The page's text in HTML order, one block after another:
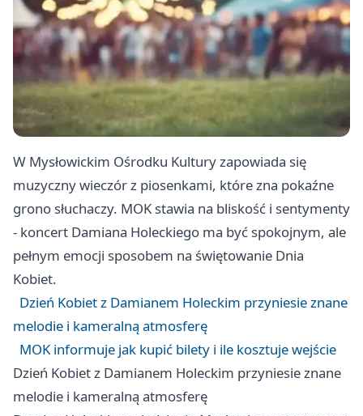
W Mysłowickim Ośrodku Kultury zapowiada się
muzyczny wieczór z piosenkami, które zna pokaźne
grono słuchaczy. MOK stawia na bliskość i sentymenty
- koncert Damiana Holeckiego ma być spokojnym, ale
pełnym emocji sposobem na świętowanie Dnia
Kobiet.
Dzień Kobiet z Damianem Holeckim przyniesie znane
melodie i kameralną atmosferę
MOK informuje jak kupić bilety i ile kosztuje wejście
Dzień Kobiet z Damianem Holeckim przyniesie znane
melodie i kameralną atmosferę